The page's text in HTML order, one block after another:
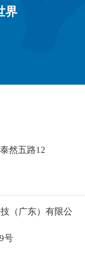
界
然五路12
（广东）有限公
号